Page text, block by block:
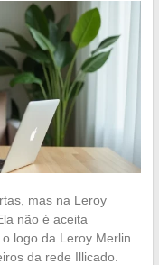
mas na Leroy
não é aceita
logo da Leroy Merlin
da rede Illicado.